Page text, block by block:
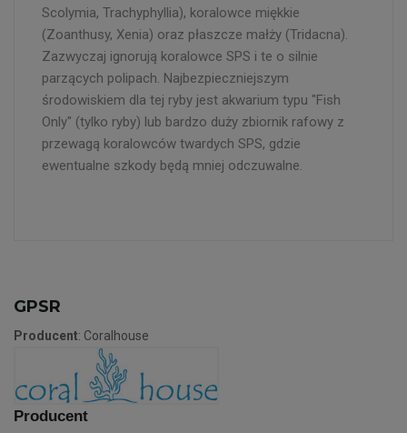
Scolymia, Trachyphyllia), koralowce miękkie
(Zoanthusy, Xenia) oraz płaszcze małży (Tridacna).
Zazwyczaj ignorują koralowce SPS i te o silnie
parzących polipach. Najbezpieczniejszym
środowiskiem dla tej ryby jest akwarium typu "Fish
Only" (tylko ryby) lub bardzo duży zbiornik rafowy z
przewagą koralowców twardych SPS, gdzie
ewentualne szkody będą mniej odczuwalne.
GPSR
Producent: Coralhouse
Producent